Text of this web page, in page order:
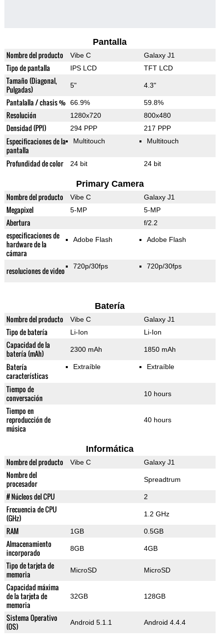
Pantalla
Nombre del producto Vibe C Galaxy J1
Tipo de pantalla IPS LCD TFT LCD
Tamaño (Diagonal,
Pulgadas)
5" 4.3"
Pantalalla / chasis % 66.9% 59.8%
Resolución 1280x720 800x480
Densidad (PPI) 294 PPP 217 PPP
Especificaciones de la
pantalla
Multitouch Multitouch
Profundidad de color 24 bit 24 bit
Primary Camera
Nombre del producto Vibe C Galaxy J1
Megapixel 5-MP 5-MP
Abertura f/2.2
especificaciones de
hardware de la
cámara
Adobe Flash Adobe Flash
resoluciones de video 720p/30fps 720p/30fps
Batería
Nombre del producto Vibe C Galaxy J1
Tipo de batería Li-Ion Li-Ion
Capacidad de la
batería (mAh)
2300 mAh 1850 mAh
Batería
características
Extraíble Extraíble
Tiempo de
conversación
10 hours
Tiempo en
reproducción de
música
40 hours
Informática
Nombre del producto Vibe C Galaxy J1
Nombre del
procesador
Spreadtrum
# Núcleos del CPU 2
Frecuencia de CPU
(GHz)
1.2 GHz
RAM 1GB 0.5GB
Almacenamiento
incorporado
8GB 4GB
Tipo de tarjeta de
memoria
MicroSD MicroSD
Capacidad máxima
de la tarjeta de
memoria
32GB 128GB
Sistema Operativo
(OS)
Android 5.1.1 Android 4.4.4